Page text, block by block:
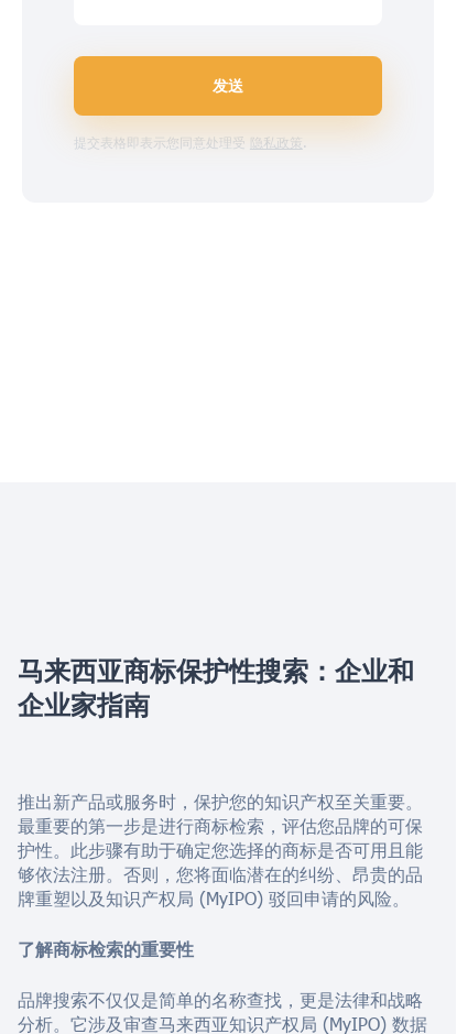
发送
提交表格即表示您同意处理受 隐私政策 .
马来西亚商标保护性搜索：企业和
企业家指南
推出新产品或服务时，保护您的知识产权至关重要。
最重要的第一步是进行商标检索，评估您品牌的可保
护性。此步骤有助于确定您选择的商标是否可用且能
够依法注册。否则，您将面临潜在的纠纷、昂贵的品
牌重塑以及知识产权局 (MyIPO) 驳回申请的风险。
了解商标检索的重要性
品牌搜索不仅仅是简单的名称查找，更是法律和战略
分析。它涉及审查马来西亚知识产权局 (MyIPO) 数据